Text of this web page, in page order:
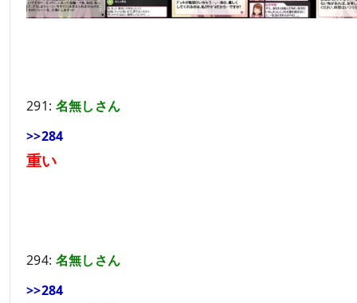
291: 名無しさん
>>284
重い
294: 名無しさん
>>284